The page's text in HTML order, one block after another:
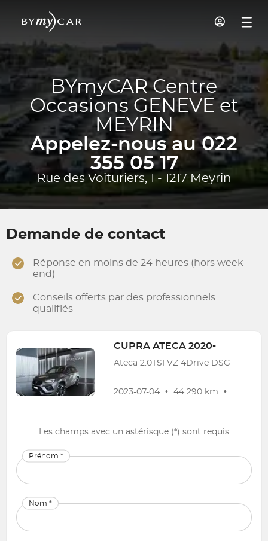
BYmyCAR Centre
Occasions GENEVE et
MEYRIN
Appelez-nous au 022
355 05 17
Rue des Voituriers, 1 - 1217 Meyrin
Demande de contact
Réponse en moins de 24 heures (hors week-
end)
Conseils offerts par des professionnels
qualifiés
CUPRAATECA 2020-
Ateca 2.0TSI VZ 4Drive DSG
-
2023-07-04 • 44 290 km •
Les champs avec un astérisque (*) sont requis
Prénom *
Nom *